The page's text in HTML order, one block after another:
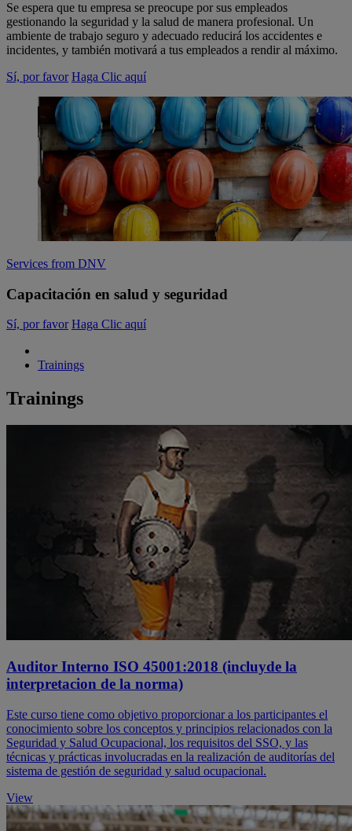
Se espera que tu empresa se preocupe por sus empleados
gestionando la seguridad y la salud de manera profesional. Un
ambiente de trabajo seguro y adecuado reducirá los accidentes e
incidentes, y también motivará a tus empleados a rendir al máximo.
Sí, por favor Haga Clic aquí
Services from DNV
Capacitación en salud y seguridad
Sí, por favor Haga Clic aquí
Trainings
Trainings
Auditor Interno ISO 45001:2018 (incluyde la
interpretacion de la norma)
Este curso tiene como objetivo proporcionar a los participantes el
conocimiento sobre los conceptos y principios relacionados con la
Seguridad y Salud Ocupacional, los requisitos del SSO, y las
técnicas y prácticas involucradas en la realización de auditorías del
sistema de gestión de seguridad y salud ocupacional.
View